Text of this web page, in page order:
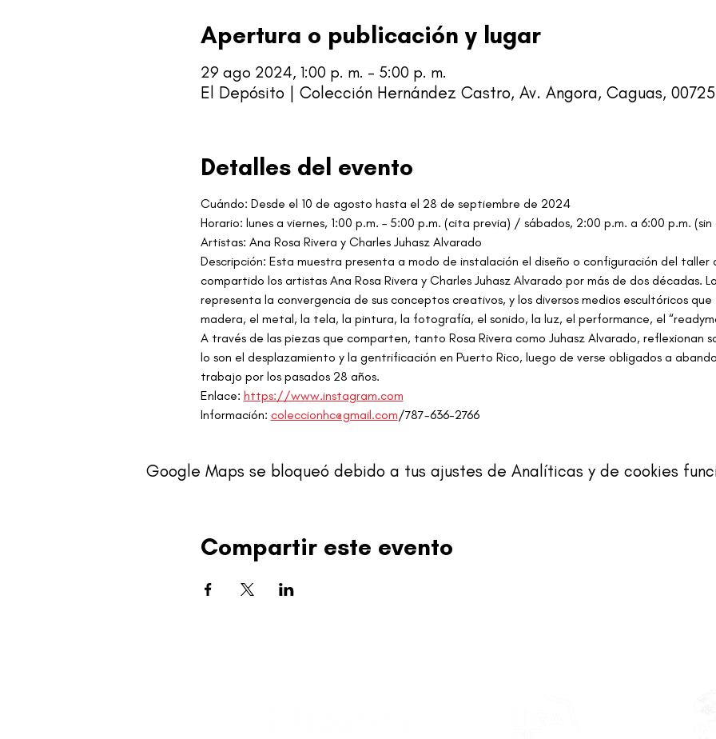
Apertura o publicación y lugar
29 ago 2024, 1:00 p. m. – 5:00 p. m.
El Depósito | Colección Hernández Castro, Av. Angora, Caguas,
Detalles del evento
Cuándo: Desde el 10 de agosto hasta el 28 de septiembre de 2024
Horario: lunes a viernes, 1:00 p.m. – 5:00 p.m. (cita previa) / sábados, 2:00 p.m. a 6:00 p.m.
Artistas: Ana Rosa Rivera y Charles Juhasz Alvarado
Descripción: Esta muestra presenta a modo de instalación el diseño o configuración del
compartido los artistas Ana Rosa Rivera y Charles Juhasz Alvarado por más de dos décadas.
representa la convergencia de sus conceptos creativos, y los diversos medios escultóricos
madera, el metal, la tela, la pintura, la fotografía, el sonido, la luz, el performance, el
A través de las piezas que comparten, tanto Rosa Rivera como Juhasz Alvarado, reflexionan
lo son el desplazamiento y la gentrificación en Puerto Rico, luego de verse obligados a
trabajo por los pasados 28 años.
Enlace: https://www.instagram.com
Información: coleccionhc@gmail.com/787-636-2766
Google Maps se bloqueó debido a tus ajustes de Analíticas y de cookies
Compartir este evento